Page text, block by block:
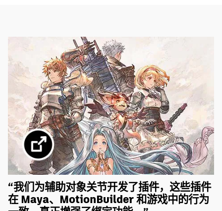
“我们为辅助对象关节开发了插件，这些插件
在 Maya、MotionBuilder 和游戏中的行为